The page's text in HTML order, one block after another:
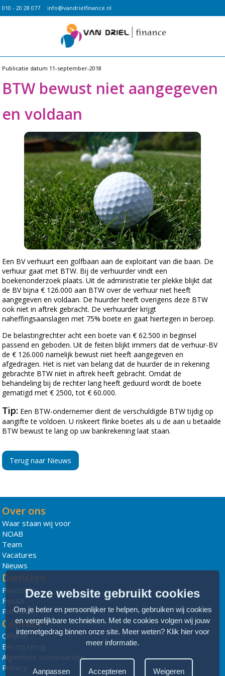
010 - 20 28 077 info@vandrielfinance.nl
Publicatie datum 11-september-2018
BTW bewust niet aangegeven
en voldaan
Een BV verhuurt een golfbaan aan de exploitant van die baan. De
verhuur gaat met BTW. Bij de verhuurder vindt een
boekenonderzoek plaats. Uit de administratie ter plekke blijkt dat
de BV bijna € 126.000 aan BTW over de verhuur niet heeft
aangegeven en voldaan. De huurder heeft overigens deze BTW
ook niet in aftrek gebracht. De verhuurder krijgt
naheffingsaanslagen met 75% boete en gaat hiertegen in beroep.
De belastingrechter acht een boete van € 62.500 in beginsel
passend en geboden. Uit de feiten blijkt immers dat de verhuur-BV
de € 126.000 namelijk bewust niet heeft aangegeven en
afgedragen. Het is niet van belang dat de huurder de in rekening
gebrachte BTW niet in aftrek heeft gebracht. Omdat de
behandeling bij de rechter lang heeft geduurd wordt de boete
gematigd met € 2500, tot € 60.000.
Tip: Een BTW-ondernemer dient de verschuldigde BTW tijdig op
aangifte te voldoen. U riskeert flinke boetes als u de aan u betaalde
BTW bewust te lang op uw bankrekening laat staan.
Terug naar Nieuws
Over ons
Waar staan wij voor
NOAB
Team
Vacatures
Nieuws
Diensten
Financieel
Fiscaal
Personeel
Contact
Offerte
Bel mij terug
Algemene voorwaarden
Privacy
Deze website gebruikt cookies
Om je beter en persoonlijker te helpen, gebruiken wij cookies
en vergelijkbare technieken. Met de cookies volgen wij jouw
internetgedrag binnen onze site. Meer weten? Klik hier voor
meer informatie.
Aanpassen Accepteren Weigeren